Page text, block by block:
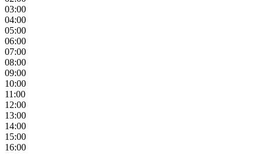
03:00
04:00
05:00
06:00
07:00
08:00
09:00
10:00
11:00
12:00
13:00
14:00
15:00
16:00